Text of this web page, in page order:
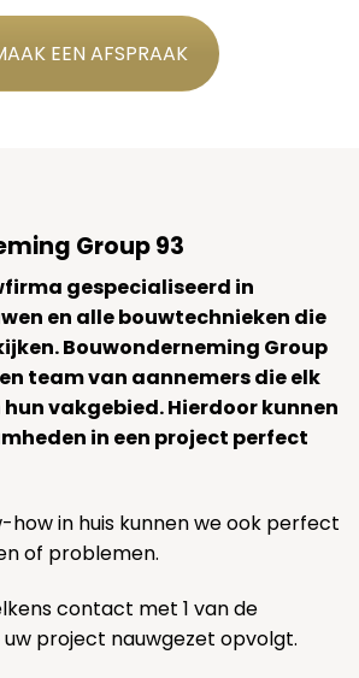
EEN AFSPRAAK
Group 93
gespecialiseerd in
en alle bouwtechnieken die
Bouwonderneming Group
team van aannemers die elk
vakgebied. Hierdoor kunnen
in een project perfect
how in huis kunnen we ook perfect
of problemen.
contact met 1 van de
project nauwgezet opvolgt.